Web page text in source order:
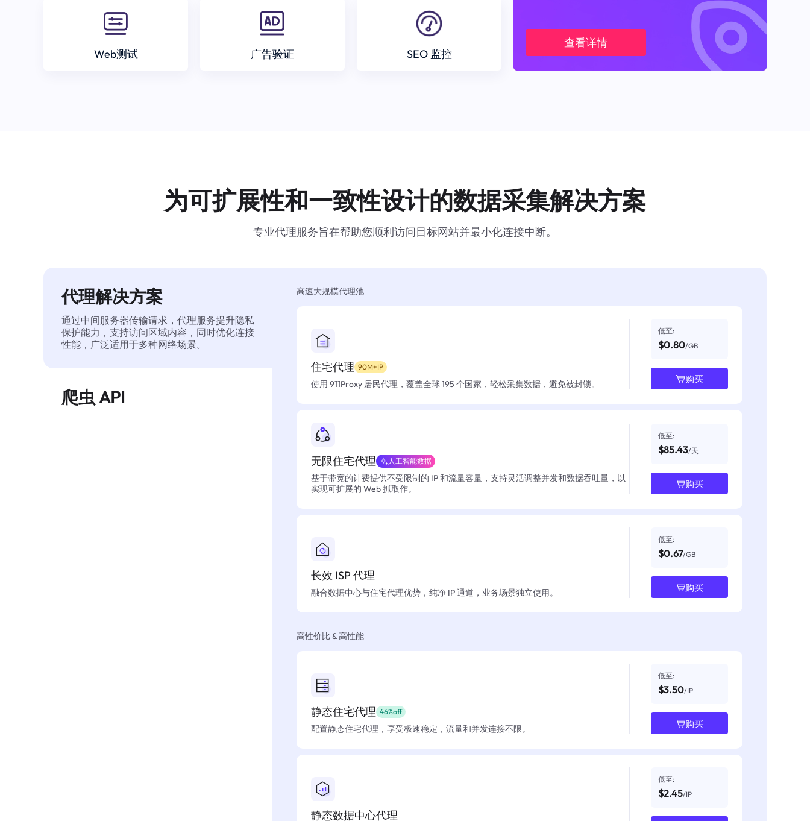
Web测试 广告验证 SEO 监控
查看详情
为可扩展性和一致性设计的数据采集解决方案
专业代理服务旨在帮助您顺利访问目标网站并最小化连接中断。
代理解决方案
通过中间服务器传输请求，代理服务提升隐私
保护能力，支持访问区域内容，同时优化连接
性能，广泛适用于多种网络场景。
爬虫 API
高速大规模代理池
住宅代理 90M+IP
使用 911Proxy 居民代理，覆盖全球 195 个国家，轻松采集数据，避免被封锁。
低至:
$0.80/GB
购买
无限住宅代理 人工智能数据
基于带宽的计费提供不受限制的 IP 和流量容量，支持灵活调整并发和数据吞吐量，以
实现可扩展的 Web 抓取作。
低至:
$85.43/天
购买
长效 ISP 代理
融合数据中心与住宅代理优势，纯净 IP 通道，业务场景独立使用。
低至:
$0.67/GB
购买
高性价比 & 高性能
静态住宅代理 46%off
配置静态住宅代理，享受极速稳定，流量和并发连接不限。
低至:
$3.50/IP
购买
静态数据中心代理
低至:
$2.45/IP